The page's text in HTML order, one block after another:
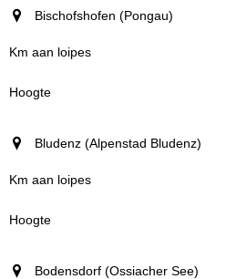
Bischofshofen (Pongau)
Bludenz (Alpenstad Bludenz)
Bodensdorf (Ossiacher See)